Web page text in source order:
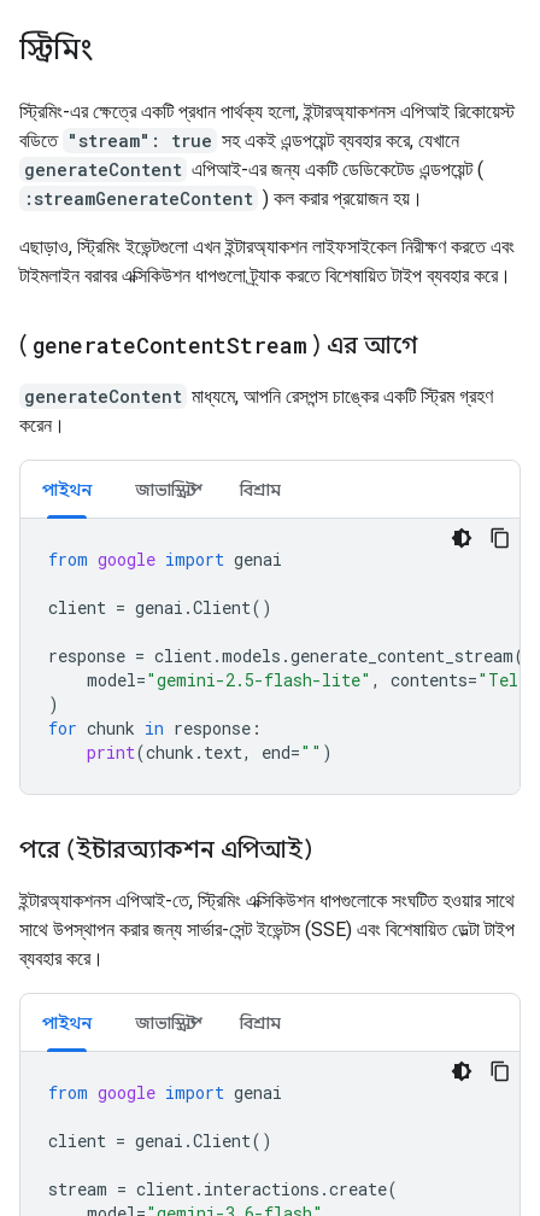
স্ট্রিমিং
স্ট্রিমিং-এর ক্ষেত্রে একটি প্রধান পার্থক্য হলো, ইন্টারঅ্যাকশনস এপিআই রিকোয়েস্ট
বডিতে "stream": true সহ একই এন্ডপয়েন্ট ব্যবহার করে, যেখানে
generateContent এপিআই-এর জন্য একটি ডেডিকেটেড এন্ডপয়েন্ট (
:streamGenerateContent ) কল করার প্রয়োজন হয়।
এছাড়াও, স্ট্রিমিং ইভেন্টগুলো এখন ইন্টারঅ্যাকশন লাইফসাইকেল নিরীক্ষণ করতে এবং
টাইমলাইন বরাবর এক্সিকিউশন ধাপগুলো ট্র্যাক করতে বিশেষায়িত টাইপ ব্যবহার করে।
( generateContentStream ) এর আগে
generateContent মাধ্যমে, আপনি রেসপন্স চাঙ্কের একটি স্ট্রিম গ্রহণ
করেন।
পাইথন জাভাস্ক্রিপ্ট বিশ্রাম
from google import genai
client = genai .Client()
response = client.models .generate_content_stream(
model="gemini-2.5-flash-lite" , contents="Tell
)
for chunk in response :
print(chunk . text, end="" )
পরে (ইন্টারঅ্যাকশন এপিআই)
ইন্টারঅ্যাকশনস এপিআই-তে, স্ট্রিমিং এক্সিকিউশন ধাপগুলোকে সংঘটিত হওয়ার সাথে
সাথে উপস্থাপন করার জন্য সার্ভার-সেন্ট ইভেন্টস (SSE) এবং বিশেষায়িত ডেল্টা টাইপ
ব্যবহার করে।
পাইথন জাভাস্ক্রিপ্ট বিশ্রাম
from google import genai
client = genai .Client()
stream = client. interactions .create(